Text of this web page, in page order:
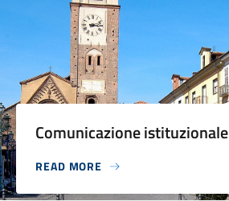
Comunicazione istituzionale
READ MORE